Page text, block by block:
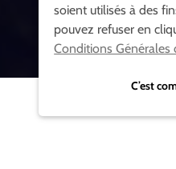
soient utilisés à des
pouvez refuser en
Conditions Générales
C’est